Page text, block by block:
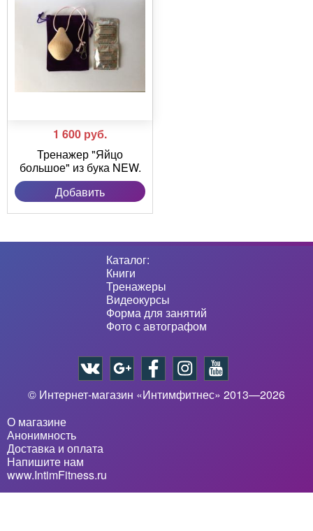
1 600 руб.
Тренажер "Яйцо
большое" из бука NEW.
Добавить
Каталог:
Книги
Тренажеры
Видеокурсы
Форма для занятий
Фото с автографом
О магазине
Анонимность
Доставка и оплата
Напишите нам
www.IntimFitness.ru
© Интернет-магазин «Интимфитнес» 2013—2026